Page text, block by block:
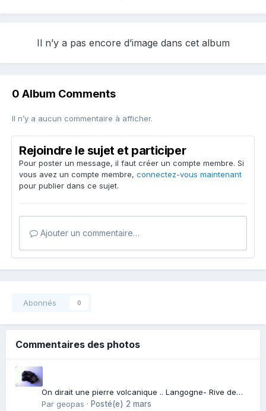
Il n’y a pas encore d’image dans cet album
0 Album Comments
Il n’y a aucun commentaire à afficher.
Rejoindre le sujet et participer
Pour poster un message, il faut créer un compte membre. Si
vous avez un compte membre, connectez-vous maintenant
pour publier dans ce sujet.
Ajouter un commentaire…
Abonnés 0
Commentaires des photos
On dirait une pierre volcanique .. Langogne- Rive de
l\'Alli
Par geopas · Posté(e) 2 mars